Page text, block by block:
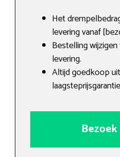
Het
levering vanaf
Bestelling
levering.
Altijd goedkoop